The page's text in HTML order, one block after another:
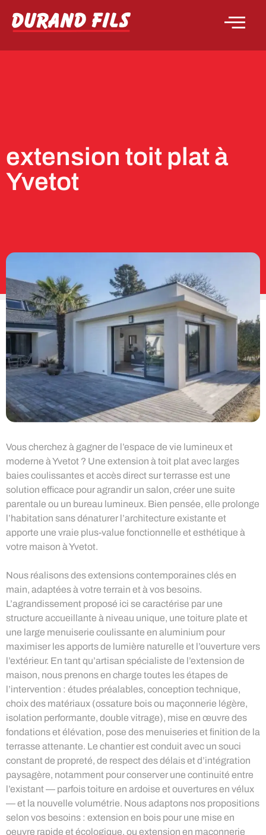
extension toit plat à
Yvetot
Vous cherchez à gagner de l’espace de vie lumineux et
moderne à Yvetot ? Une extension à toit plat avec larges
baies coulissantes et accès direct sur terrasse est une
solution efficace pour agrandir un salon, créer une suite
parentale ou un bureau lumineux. Bien pensée, elle prolonge
l’habitation sans dénaturer l’architecture existante et
apporte une vraie plus-value fonctionnelle et esthétique à
votre maison à Yvetot.
Nous réalisons des extensions contemporaines clés en
main, adaptées à votre terrain et à vos besoins.
L’agrandissement proposé ici se caractérise par une
structure accueillante à niveau unique, une toiture plate et
une large menuiserie coulissante en aluminium pour
maximiser les apports de lumière naturelle et l’ouverture vers
l’extérieur. En tant qu’artisan spécialiste de l’extension de
maison, nous prenons en charge toutes les étapes de
l’intervention : études préalables, conception technique,
choix des matériaux (ossature bois ou maçonnerie légère,
isolation performante, double vitrage), mise en œuvre des
fondations et élévation, pose des menuiseries et finition de la
terrasse attenante. Le chantier est conduit avec un souci
constant de propreté, de respect des délais et d’intégration
paysagère, notamment pour conserver une continuité entre
l’existant — parfois toiture en ardoise et ouvertures en vélux
— et la nouvelle volumétrie. Nous adaptons nos propositions
selon vos besoins : extension en bois pour une mise en
oeuvre rapide et écologique, ou extension en maçonnerie